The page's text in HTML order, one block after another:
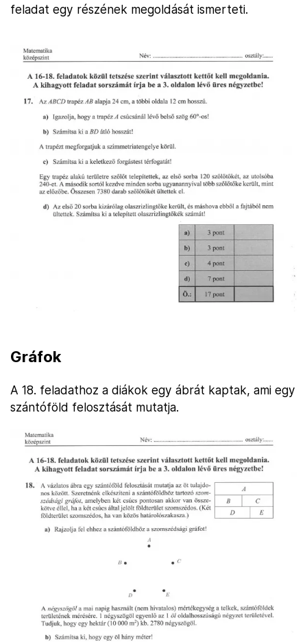
feladat egy részének megoldását ismerteti.
Gráfok
A 18. feladathoz a diákok egy ábrát kaptak, ami egy
szántóföld felosztását mutatja.